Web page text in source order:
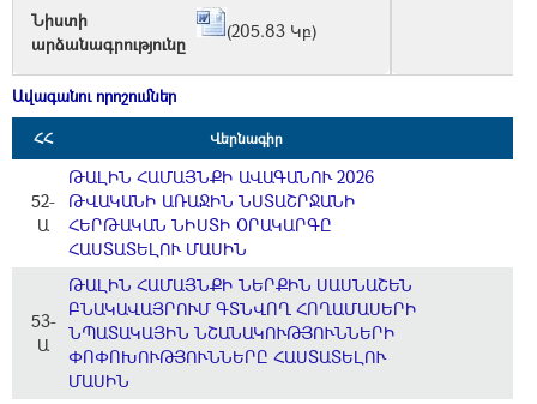
Նիստի
արձանագրությունը
(205.83 Կբ)
Ավագանու որոշումներ
ՀՀ Վերնագիր
52-
Ա
ԹԱԼԻՆ ՀԱՄԱՅՆՔԻ ԱՎԱԳԱՆՈՒ 2026
ԹՎԱԿԱՆԻ ԱՌԱՋԻՆ ՆՍՏԱՇՐՋԱՆԻ
ՀԵՐԹԱԿԱՆ ՆԻՍՏԻ ՕՐԱԿԱՐԳԸ
ՀԱՍՏԱՏԵԼՈՒ ՄԱՍԻՆ
53-
Ա
ԹԱԼԻՆ ՀԱՄԱՅՆՔԻ ՆԵՐՔԻՆ ՍԱՍՆԱՇԵՆ
ԲՆԱԿԱՎԱՅՐՈՒՄ ԳՏՆՎՈՂ ՀՈՂԱՄԱՍԵՐԻ
ՆՊԱՏԱԿԱՅԻՆ ՆՇԱՆԱԿՈՒԹՅՈՒՆՆԵՐԻ
ՓՈՓՈԽՈՒԹՅՈՒՆՆԵՐԸ ՀԱՍՏԱՏԵԼՈՒ
ՄԱՍԻՆ